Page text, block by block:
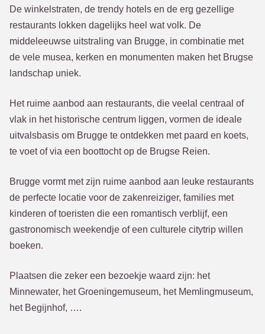
De winkelstraten, de trendy hotels en de erg gezellige
restaurants lokken dagelijks heel wat volk. De
middeleeuwse uitstraling van Brugge, in combinatie met
de vele musea, kerken en monumenten maken het Brugse
landschap uniek.
Het ruime aanbod aan restaurants, die veelal centraal of
vlak in het historische centrum liggen, vormen de ideale
uitvalsbasis om Brugge te ontdekken met paard en koets,
te voet of via een boottocht op de Brugse Reien.
Brugge vormt met zijn ruime aanbod aan leuke restaurants
de perfecte locatie voor de zakenreiziger, families met
kinderen of toeristen die een romantisch verblijf, een
gastronomisch weekendje of een culturele citytrip willen
boeken.
Plaatsen die zeker een bezoekje waard zijn: het
Minnewater, het Groeningemuseum, het Memlingmuseum,
het Begijnhof, ….